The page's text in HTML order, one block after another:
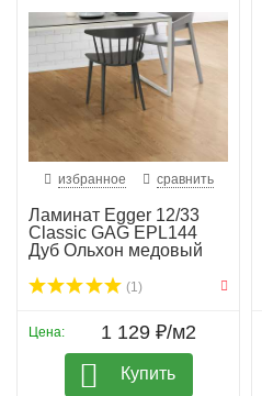
избранное сравнить
Ламинат Egger 12/33
Classic GAG EPL144
Дуб Ольхон медовый
(1)
Цена: 1 129 ₽/м2
Купить